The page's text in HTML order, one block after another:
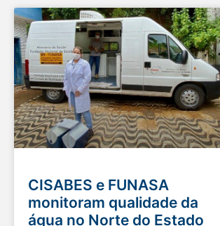
CISABES e FUNASA
monitoram qualidade da
água no Norte do Estado